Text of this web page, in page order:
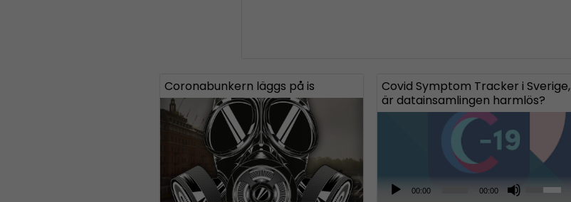
Coronabunkern läggs på is
Covid Symptom Tracker i Sverige,
är datainsamlingen harmlös?
A
00:00 00:00